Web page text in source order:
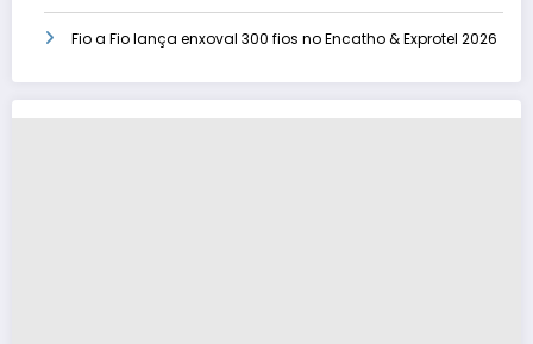
Fio a Fio lança enxoval 300 fios no Encatho & Exprotel 2026